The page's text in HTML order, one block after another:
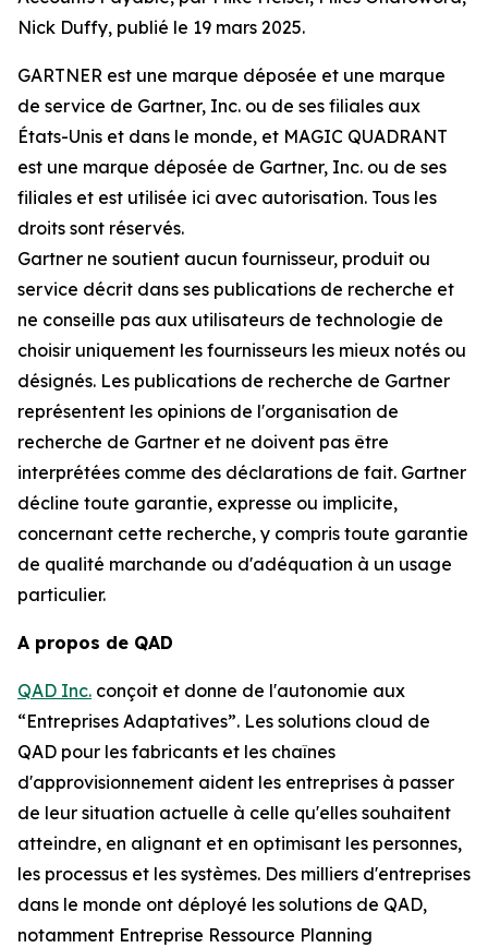
Nick Duffy, publié le 19 mars 2025.
GARTNER est une marque déposée et une marque
de service de Gartner, Inc. ou de ses filiales aux
États-Unis et dans le monde, et MAGIC QUADRANT
est une marque déposée de Gartner, Inc. ou de ses
filiales et est utilisée ici avec autorisation. Tous les
droits sont réservés.
Gartner ne soutient aucun fournisseur, produit ou
service décrit dans ses publications de recherche et
ne conseille pas aux utilisateurs de technologie de
choisir uniquement les fournisseurs les mieux notés ou
désignés. Les publications de recherche de Gartner
représentent les opinions de l'organisation de
recherche de Gartner et ne doivent pas être
interprétées comme des déclarations de fait. Gartner
décline toute garantie, expresse ou implicite,
concernant cette recherche, y compris toute garantie
de qualité marchande ou d'adéquation à un usage
particulier.
A propos de QAD
QAD Inc. conçoit et donne de l'autonomie aux
“Entreprises Adaptatives”. Les solutions cloud de
QAD pour les fabricants et les chaînes
d'approvisionnement aident les entreprises à passer
de leur situation actuelle à celle qu'elles souhaitent
atteindre, en alignant et en optimisant les personnes,
les processus et les systèmes. Des milliers d'entreprises
dans le monde ont déployé les solutions de QAD,
notamment Entreprise Ressource Planning